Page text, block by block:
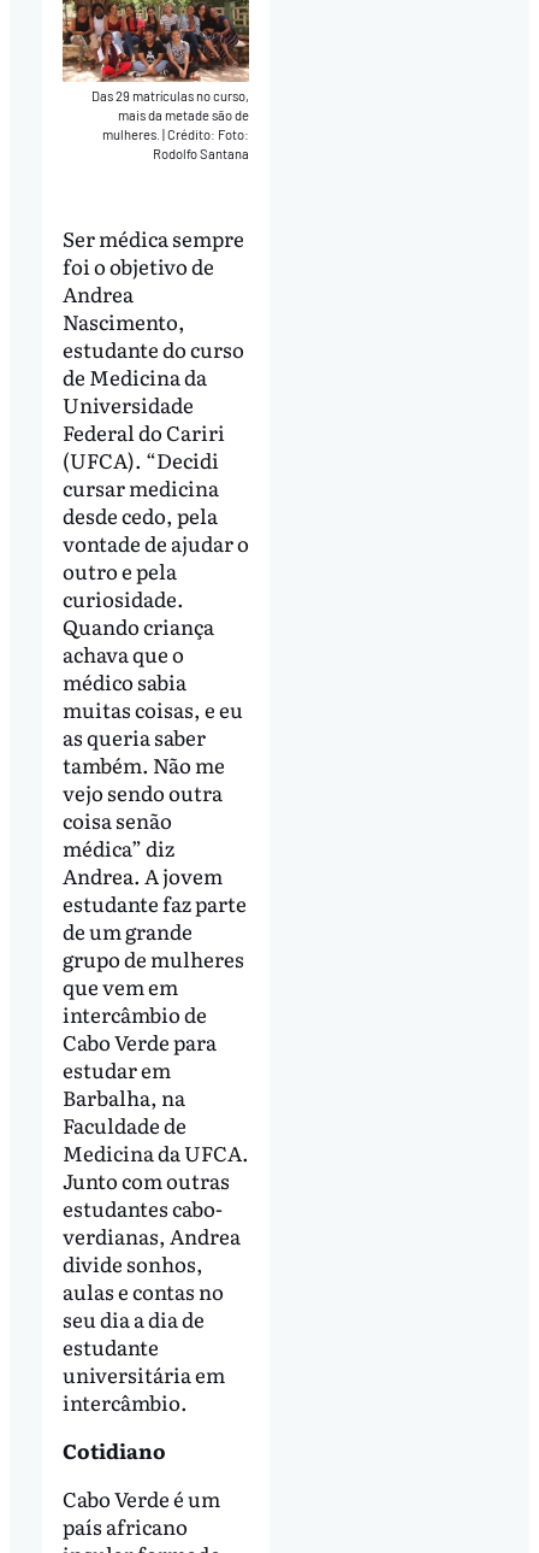
Das 29 matrículas no curso,
mais da metade são de
mulheres.|Crédito: Foto:
Rodolfo Santana
Ser médica sempre
foi o objetivo de
Andrea
Nascimento,
estudante do curso
de Medicina da
Universidade
Federal do Cariri
(UFCA). “Decidi
cursar medicina
desde cedo, pela
vontade de ajudar o
outro e pela
curiosidade.
Quando criança
achava que o
médico sabia
muitas coisas, e eu
as queria saber
também. Não me
vejo sendo outra
coisa senão
médica” diz
Andrea. A jovem
estudante faz parte
de um grande
grupo de mulheres
que vem em
intercâmbio de
Cabo Verde para
estudar em
Barbalha, na
Faculdade de
Medicina da UFCA.
Junto com outras
estudantes cabo-
verdianas, Andrea
divide sonhos,
aulas e contas no
seu dia a dia de
estudante
universitária em
intercâmbio.
Cotidiano
Cabo Verde é um
país africano